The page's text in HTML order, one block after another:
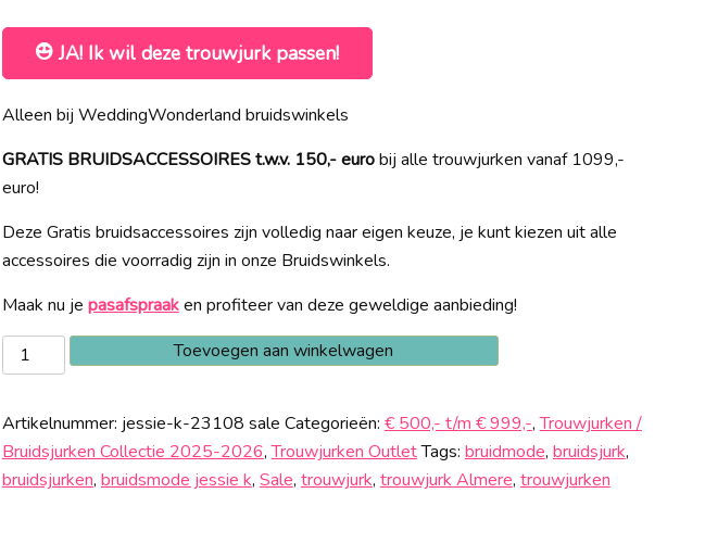
was:
€ 999,00.
JA! Ik wil deze trouwjurk passen!
Alleen bij WeddingWonderland bruidswinkels
GRATIS BRUIDSACCESSOIRES t.w.v. 150,- eurobij alle trouwjurken vanaf 1099,-
euro!
Deze Gratis bruidsaccessoires zijn volledig naar eigen keuze, je kunt kiezen uit alle
accessoires die voorradig zijn in onze Bruidswinkels.
Maak nu je pasafspraaken profiteer van deze geweldige aanbieding!
Jessie
K
Sale
aantal
Toevoegen aan winkelwagen
Artikelnummer: jessie-k-23108 sale Categorieën: € 500,- t/m € 999,-,Trouwjurken /
Bruidsjurken Collectie 2025-2026,Trouwjurken OutletTags: bruidmode, bruidsjurk,
bruidsjurken, bruidsmode jessie k, Sale, trouwjurk, trouwjurk Almere, trouwjurken